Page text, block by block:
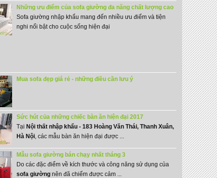
Những ưu điểm của sofa giường đa năng chất lượng cao
Sofa giường nhập khẩu mang đến nhiều ưu điểm và tiện
nghi nổi bật cho cuộc sống hiện đại
Mua sofa đẹp giá rẻ - những điều cần lưu ý
Sức hút của những chiếc bàn ăn hiện đại 2017
Tại Nội thất nhập khẩu - 183 Hoàng Văn Thái, Thanh Xuân,
Hà Nội, các mẫu bàn ăn hiện đại được ...
Mẫu sofa giường bán chạy nhất tháng 3
Do các đặc điểm về kích thước và công năng sử dụng của
sofa giườngnên đã chiếm được cảm ...